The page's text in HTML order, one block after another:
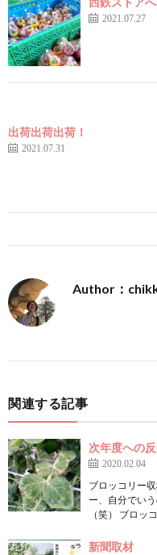
2021.07.27
出荷出荷出荷！
2021.07.31
Author：
関連する記事
次年度への
2020.02.04
ブロッコリー
ー、自分でい
（笑） ブロッ
新聞取材